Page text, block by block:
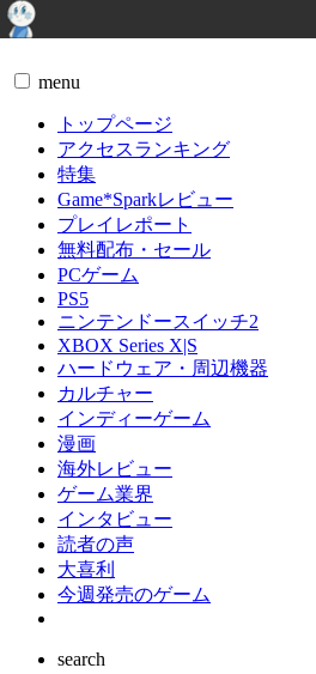
menu
トップページ
アクセスランキング
特集
Game*Sparkレビュー
プレイレポート
無料配布・セール
PCゲーム
PS5
ニンテンドースイッチ2
XBOX Series X|S
ハードウェア・周辺機器
カルチャー
インディーゲーム
漫画
海外レビュー
ゲーム業界
インタビュー
読者の声
大喜利
今週発売のゲーム
search